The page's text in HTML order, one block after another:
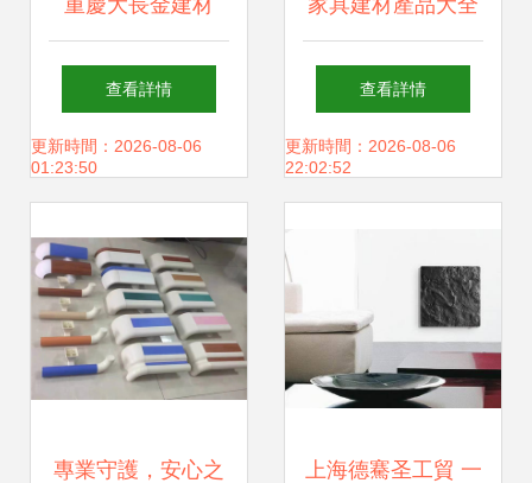
重慶大長金建材
（大金墻紙） 專業
裝飾材料伙伴，賦
家居
查看詳情
更新時間：2026-08-06
01:23:50
家具建材產品大全
與裝修材料清單 一
站式打造理想家居
查看詳情
更新時間：2026-08-06
22:02:52
專業守護，安心之 上海德騫圣工貿 一